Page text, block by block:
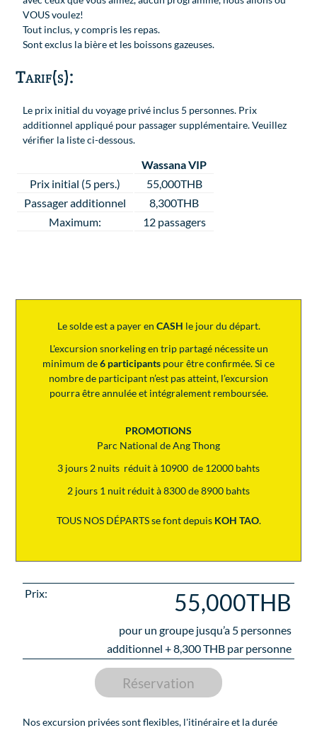
Nos excursion privées sont flexibles, l'itinéraire et la durée
VOUS voulez!
Tout inclus, y compris les repas.
Sont exclus la bière et les boissons gazeuses.
Tarif(s):
Le prix initial du voyage privé inclus 5 personnes. Prix
additionnel appliqué pour passager supplémentaire. Veuillez
vérifier la liste ci-dessous.
Wassana VIP
Prix initial (5 pers.)
55,000THB
Passager additionnel
8,300THB
Maximum:
12 passagers
Le solde est a payer en CASH le jour du départ.
L'excursion snorkeling en trip partagé nécessite un
minimum de6 participants pour être confirmée. Si ce
nombre de participant n’est pas atteint, l’excursion
pourra être annulée et intégralement remboursée.
PROMOTIONS
Parc National de Ang Thong
3 jours 2 nuits réduit à 10900 de 12000 bahts
2 jours 1 nuit réduit à 8300 de 8900 bahts
TOUS NOS DÉPARTS se font depuis KOH TAO.
Prix: 55,000THB
pour un groupe jusqu’a 5 personnes
additionnel +8,300THB par personne
Réservation